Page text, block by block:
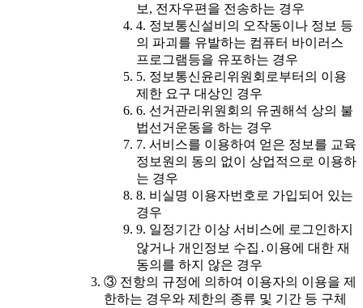
보, 전자우편을 전송하는 경우
4. 정보통신설비의 오작동이나 정보 등
의 파괴를 유발하는 컴퓨터 바이러스
프로그램등을 유포하는 경우
5. 정보통신윤리위원회로부터의 이용
제한 요구 대상인 경우
6. 선거관리위원회의 유권해석 상의 불
법선거운동을 하는 경우
7. 서비스를 이용하여 얻은 정보를 교육
정보원의 동의 없이 상업적으로 이용하
는 경우
8. 비실명 이용자번호로 가입되어 있는
경우
9. 일정기간 이상 서비스에 로그인하지
않거나 개인정보 수집․이용에 대한 재
동의를 하지 않은 경우
③ 전항의 규정에 의하여 이용자의 이용을 제
한하는 경우와 제한의 종류 및 기간 등 구체